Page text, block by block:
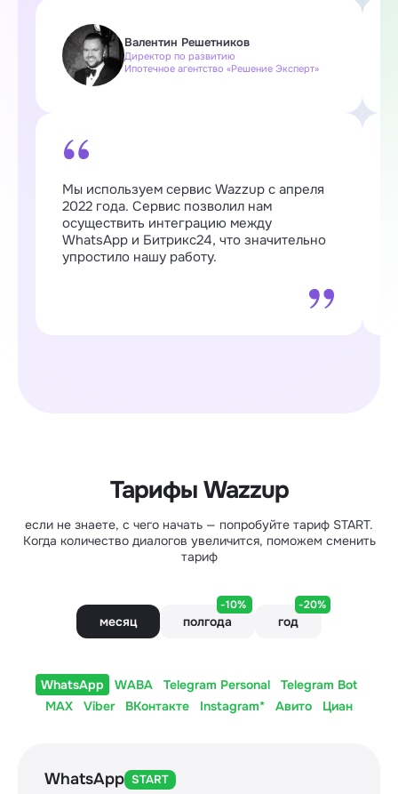
Валентин Решетников
Директор по развитию
Ипотечное агентство «Решение Эксперт»
Мы используем сервис Wazzup с апреля
2022 года. Сервис позволил нам
осуществить интеграцию между
WhatsApp и Битрикс24, что значительно
упростило нашу работу.
Тарифы Wazzup
если не знаете, с чего начать — попробуйте тариф START.
Когда количество диалогов увеличится, поможем сменить
тариф
месяц полгода
-10%
год
-20%
WhatsApp WABA Telegram Personal
Telegram Bot
MAX
Viber ВКонтакте Instagram* Авито Циан
WhatsApp START